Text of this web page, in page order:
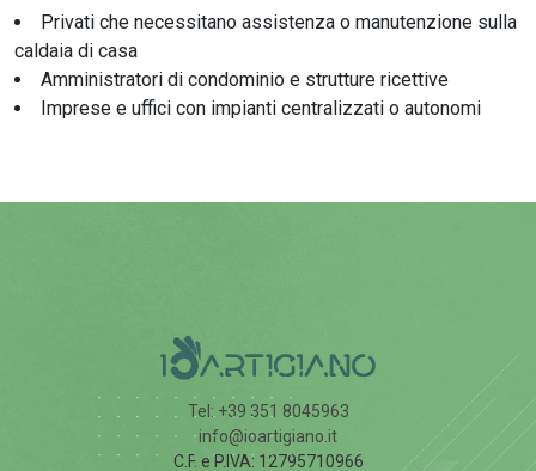
Privati che necessitano assistenza o manutenzione sulla
caldaia di casa
Amministratori di condominio e strutture ricettive
Imprese e uffici con impianti centralizzati o autonomi
Tel: +39 351 8045963
info@ioartigiano.it
C.F. e P.IVA: 12795710966